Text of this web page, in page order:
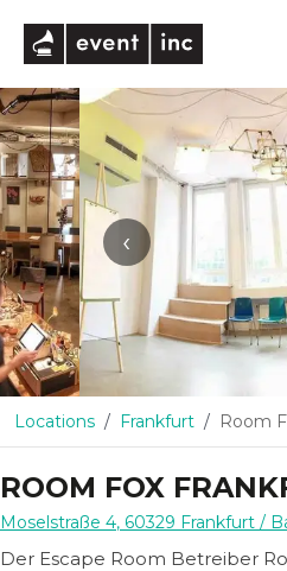
‹
Locations Frankfurt Room
ROOM FOX
Moselstraße 4, 60329 Frankfurt /
Der Escape Room Betreiber